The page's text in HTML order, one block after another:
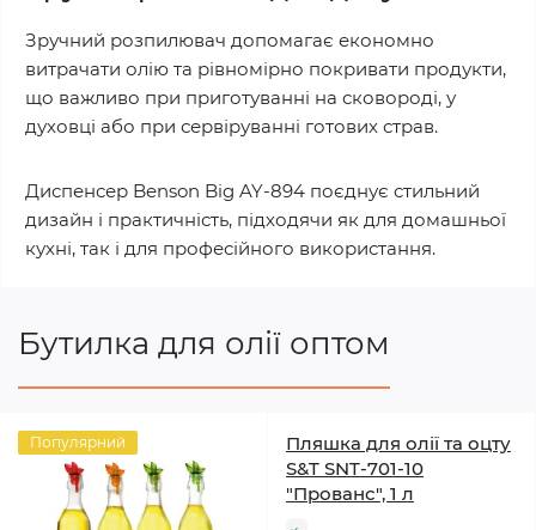
Зручний розпилювач допомагає економно
витрачати олію та рівномірно покривати продукти,
що важливо при приготуванні на сковороді, у
духовці або при сервіруванні готових страв.
Диспенсер Benson Big AY-894 поєднує стильний
дизайн і практичність, підходячи як для домашньої
кухні, так і для професійного використання.
Бутилка для олії оптом
Популярний
Пляшка для олії та оцту
S&T SNT-701-10
"Прованс", 1 л